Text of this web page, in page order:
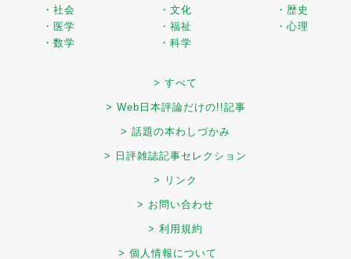
・社会
・文化
・歴史
・医学
・福祉
・心理
・数学
・科学
> すべて
> Web日本評論だけの!!記事
> 話題の本わしづかみ
> 日評雑誌記事セレクション
> リンク
> お問い合わせ
> 利用規約
> 個人情報について